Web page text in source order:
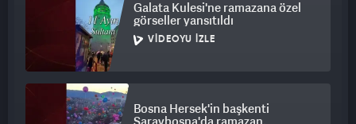
duyuyorum. Kesinlikle öyle bir durum yok. Bu yüzde yüz bir
yalan" demişti.
Galata Kulesi'ne ramazana özel
görseller yansıtıldı
VIDEOYU İZLE
Bosna Hersek'in başkenti